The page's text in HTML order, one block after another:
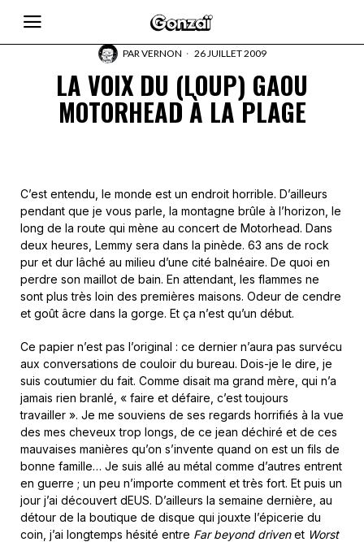
PARVERNON 26 JUILLET 2009
LA VOIX DU (LOUP) GAOU
MOTORHEAD À LA PLAGE
C’est entendu, le monde est un endroit horrible. D’ailleurs
pendant que je vous parle, la montagne brûle à l’horizon, le
long de la route qui mène au concert de Motorhead. Dans
deux heures, Lemmy sera dans la pinède. 63 ans de rock
pur et dur lâché au milieu d’une cité balnéaire. De quoi en
perdre son maillot de bain. En attendant, les flammes ne
sont plus très loin des premières maisons. Odeur de cendre
et goût âcre dans la gorge. Et ça n’est qu’un début.
Ce papier n’est pas l’original : ce dernier n’aura pas survécu
aux conversations de couloir du bureau. Dois-je le dire, je
suis coutumier du fait. Comme disait ma grand mère, qui n’a
jamais rien branlé, « faire et défaire, c’est toujours
travailler ». Je me souviens de ses regards horrifiés à la vue
des mes cheveux trop longs, de ce jean déchiré et de ces
mauvaises manières qu’on s’invente quand on est un fils de
bonne famille… Je suis allé au métal comme d’autres entrent
en guerre ; un peu n’importe comment et très fort. Et puis un
jour j’ai découvert dEUS. D’ailleurs la semaine dernière, au
détour de la boutique de disque qui jouxte l’épicerie du
coin, j’ai longtemps hésité entre Far beyond drivenet Worst